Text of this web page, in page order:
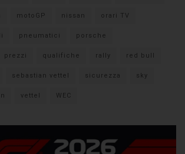
motoGP nissan orari TV
pneumatici porsche
prezzi qualifiche rally red bull
sebastian vettel sicurezza sky
vettel WEC